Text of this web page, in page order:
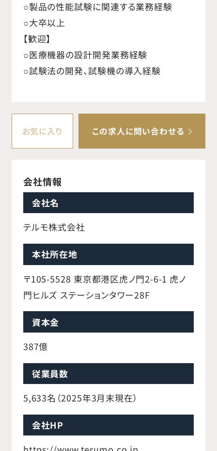
○製品の性能試験に関連する業務経験
○大卒以上
【歓迎】
○医療機器の設計開発業務経験
○試験法の開発、試験機の導入経験
お気に入り この求人に問い合わせる
会社情報
会社名
テルモ株式会社
本社所在地
〒105-5528 東京都港区虎ノ門2-6-1 虎ノ
門ヒルズ ステーションタワー28F
資本金
387億
従業員数
5,633名（2025年3月末現在）
会社HP